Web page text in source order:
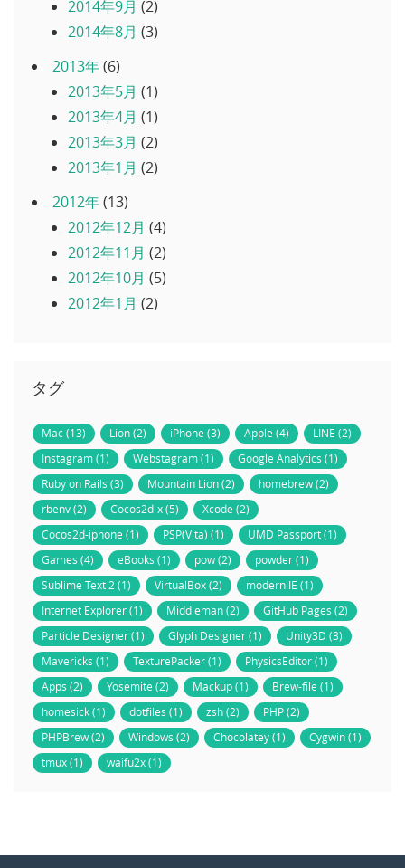
2014年9月 (2)
2014年8月 (3)
2013年(6)
2013年5月 (1)
2013年4月 (1)
2013年3月 (2)
2013年1月 (2)
2012年(13)
2012年12月 (4)
2012年11月 (2)
2012年10月 (5)
2012年1月 (2)
タグ
Mac (13) Lion (2) iPhone (3) Apple (4)
LINE (2)
Instagram (1)
Webstagram (1)
Google Analytics (1)
Ruby on Rails (3)
Mountain Lion (2)
homebrew (2)
rbenv (2)
Cocos2d-x (5)
Xcode (2)
Cocos2d-iphone (1)
PSP(Vita) (1)
UMD Passport (1)
Games (4)
eBooks (1) pow (2)
powder (1)
Sublime Text 2 (1)
VirtualBox (2)
modern.IE (1)
Internet Explorer (1)
Middleman (2)
GitHub Pages (2)
Particle Designer (1)
Glyph Designer (1)
Unity3D (3)
Mavericks (1)
TexturePacker (1)
PhysicsEditor (1)
Apps (2)
Yosemite (2) Mackup (1)
Brew-file (1)
homesick (1)
dotfiles (1) zsh (2)
PHP (2)
PHPBrew (2)
Windows (2) Chocolatey (1)
Cygwin (1)
tmux (1)
waifu2x (1)